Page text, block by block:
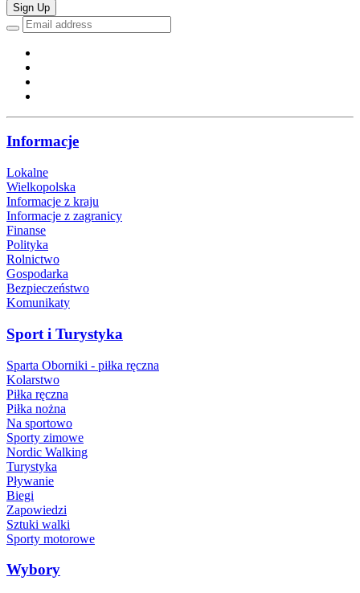
Sign Up
Informacje
Lokalne
Wielkopolska
Informacje z kraju
Informacje z zagranicy
Finanse
Polityka
Rolnictwo
Gospodarka
Bezpieczeństwo
Komunikaty
Sport i Turystyka
Sparta Oborniki - piłka ręczna
Kolarstwo
Piłka ręczna
Piłka nożna
Na sportowo
Sporty zimowe
Nordic Walking
Turystyka
Pływanie
Biegi
Zapowiedzi
Sztuki walki
Sporty motorowe
Wybory